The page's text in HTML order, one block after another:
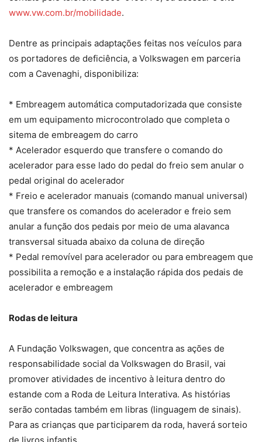
www.vw.com.br/mobilidade.
Dentre as principais adaptações feitas nos veículos para
os portadores de deficiência, a Volkswagen em parceria
com a Cavenaghi, disponibiliza:
* Embreagem automática computadorizada que consiste
em um equipamento microcontrolado que completa o
sitema de embreagem do carro
* Acelerador esquerdo que transfere o comando do
acelerador para esse lado do pedal do freio sem anular o
pedal original do acelerador
* Freio e acelerador manuais (comando manual universal)
que transfere os comandos do acelerador e freio sem
anular a função dos pedais por meio de uma alavanca
transversal situada abaixo da coluna de direção
* Pedal removível para acelerador ou para embreagem que
possibilita a remoção e a instalação rápida dos pedais de
acelerador e embreagem
Rodas de leitura
A Fundação Volkswagen, que concentra as ações de
responsabilidade social da Volkswagen do Brasil, vai
promover atividades de incentivo à leitura dentro do
estande com a Roda de Leitura Interativa. As histórias
serão contadas também em libras (linguagem de sinais).
Para as crianças que participarem da roda, haverá sorteio